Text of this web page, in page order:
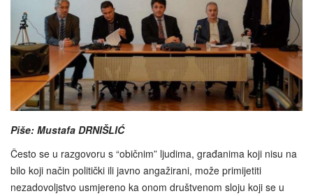
Piše: Mustafa DRNIŠLIĆ
Često se u razgovoru s “običnim” ljudima, građanima koji nisu na
bilo koji način politički ili javno angažirani, može primijetiti
nezadovoljstvo usmjereno ka onom društvenom sloju koji se u